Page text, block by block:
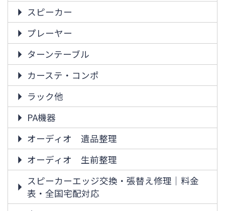
スピーカー
プレーヤー
ターンテーブル
カーステ・コンポ
ラック他
PA機器
オーディオ 遺品整理
オーディオ 生前整理
スピーカーエッジ交換・張替え修理｜料金
表・全国宅配対応